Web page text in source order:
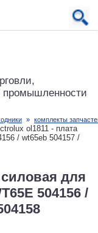
» комплекты
ol1811 - плата
/ wt65eb 504157 /
для
504156 /